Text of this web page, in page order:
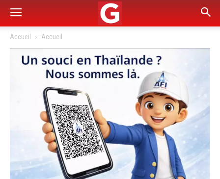
Accueil Accueil